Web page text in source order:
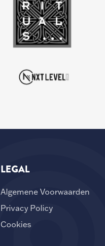
LEGAL
Algemene Voorwaarden
Privacy Policy
Cookies